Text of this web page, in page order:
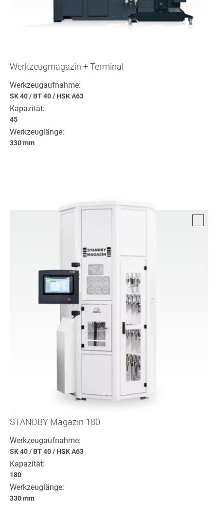
Werkzeugmagazin + Terminal
Werkzeugaufnahme:
SK 40/ BT 40/ HSK A63
Kapazität:
45
Werkzeuglänge:
330 mm
STANDBY Magazin 180
Werkzeugaufnahme:
SK 40/ BT 40/ HSK A63
Kapazität:
180
Werkzeuglänge:
330 mm